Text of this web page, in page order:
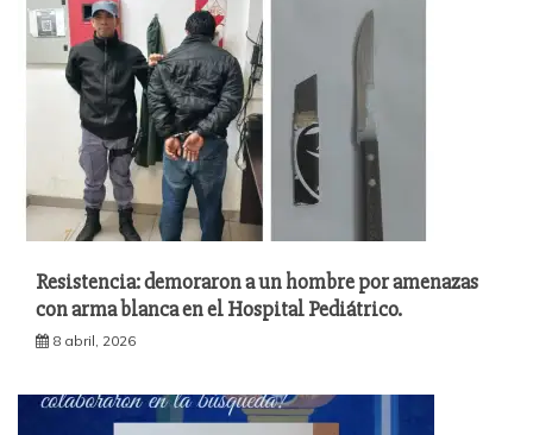
Resistencia: demoraron a un hombre por amenazas
con arma blanca en el Hospital Pediátrico.
8 abril, 2026